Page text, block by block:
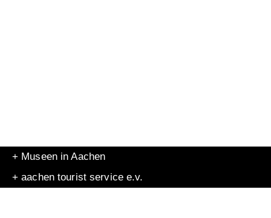
+ Museen in Aachen
+ aachen tourist service e.v.